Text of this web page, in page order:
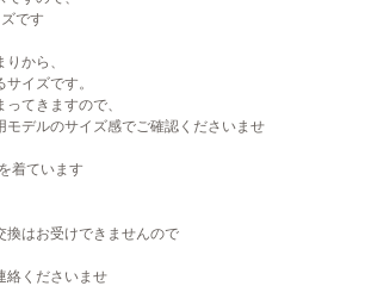
です
から、
イズです。
てきますので、
デルのサイズ感でご確認くださいませ
着ています
はお受けできませんので
絡くださいませ